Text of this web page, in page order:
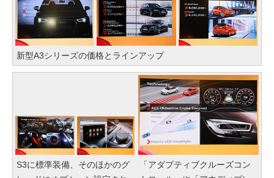
新型A3シリーズの価格とラインアップ
S3に標準装備、そのほかのグ
「アダプティブクルーズコン